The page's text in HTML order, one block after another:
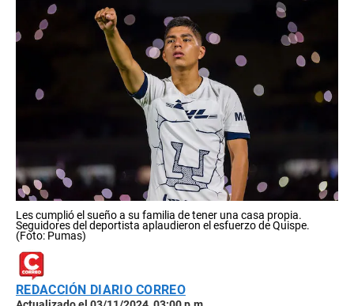
Les cumplió el sueño a su familia de tener una casa propia.
Seguidores del deportista aplaudieron el esfuerzo de Quispe.
(Foto: Pumas)
REDACCIÓN DIARIO CORREO